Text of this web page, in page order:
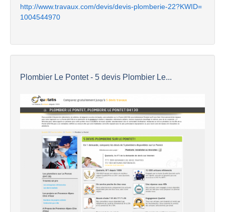
http://www.travaux.com/devis/devis-plomberie-22?KWID=
1004544970
Plombier Le Pontet - 5 devis Plombier Le...